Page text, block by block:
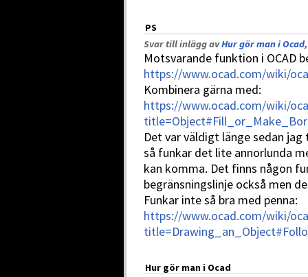
PS
Svar till inlägg avHur gör man i Ocad,
Motsvarande funktion i OCAD
https://www.ocad.com/wiki/
Kombinera gärna med:
https://www.ocad.com/wiki/
Det var väldigt länge sedan
så funkar det lite annorlunda
kan komma. Det finns någon
begränsningslinje också men
Funkar inte så bra med penna:
https://www.ocad.com/wiki/
Hur gör man i Ocad